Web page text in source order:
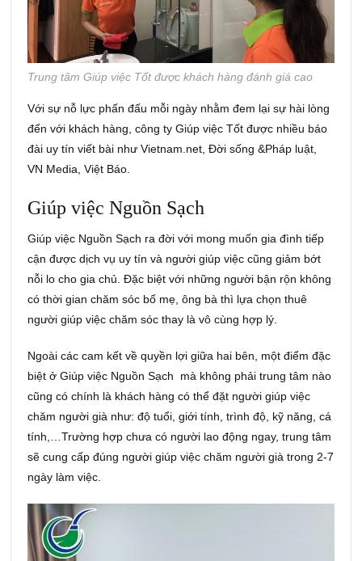
Trung tâm Giúp việc Tốt được khách hàng đánh giá cao
Với sự nỗ lực phấn đấu mỗi ngày nhằm đem lại sự hài lòng
đến với khách hàng, công ty Giúp việc Tốt được nhiều báo
đài uy tín viết bài như Vietnam.net, Đời sống &Pháp luật,
VN Media, Việt Báo.
Giúp việc Nguồn Sạch
Giúp việc Nguồn Sạch ra đời với mong muốn gia đình tiếp
cận được dịch vụ uy tín và người giúp việc cũng giảm bớt
nỗi lo cho gia chủ. Đặc biệt với những người bận rộn không
có thời gian chăm sóc bố mẹ, ông bà thì lựa chọn thuê
người giúp việc chăm sóc thay là vô cùng hợp lý.
Ngoài các cam kết về quyền lợi giữa hai bên, một điểm đặc
biệt ở Giúp việc Nguồn Sạch mà không phải trung tâm nào
cũng có chính là khách hàng có thể đặt người giúp việc
chăm người già như: độ tuổi, giới tính, trình độ, kỹ năng, cá
tính,…Trường hợp chưa có người lao động ngay, trung tâm
sẽ cung cấp đúng người giúp việc chăm người già trong 2-7
ngày làm việc.